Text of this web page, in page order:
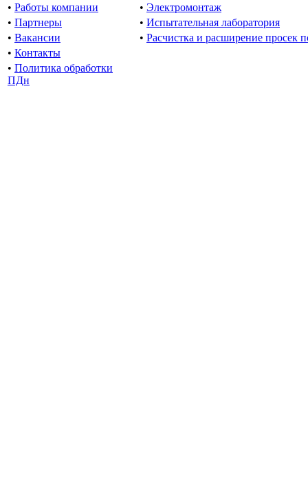
• Работы компании • Электромонтаж
• Партнеры • Испытательная лаборатория
• Вакансии • Расчистка и расширение просек
• Контакты
• Политика обработки
ПДн